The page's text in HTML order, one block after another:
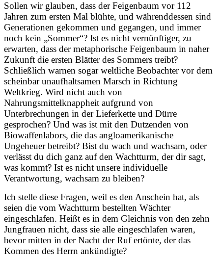
Sollen wir glauben, dass der Feigenbaum vor 112
Jahren zum ersten Mal blühte, und währenddessen sind
Generationen gekommen und gegangen, und immer
noch kein „Sommer“? Ist es nicht vernünftiger, zu
erwarten, dass der metaphorische Feigenbaum in naher
Zukunft die ersten Blätter des Sommers treibt?
Schließlich warnen sogar weltliche Beobachter vor dem
scheinbar unaufhaltsamen Marsch in Richtung
Weltkrieg. Wird nicht auch von
Nahrungsmittelknappheit aufgrund von
Unterbrechungen in der Lieferkette und Dürre
gesprochen? Und was ist mit den Dutzenden von
Biowaffenlabors, die das angloamerikanische
Ungeheuer betreibt? Bist du wach und wachsam, oder
verlässt du dich ganz auf den Wachtturm, der dir sagt,
was kommt? Ist es nicht unsere individuelle
Verantwortung, wachsam zu bleiben?
Ich stelle diese Fragen, weil es den Anschein hat, als
seien die vom Wachtturm bestellten Wächter
eingeschlafen. Heißt es in dem Gleichnis von den zehn
Jungfrauen nicht, dass sie alle eingeschlafen waren,
bevor mitten in der Nacht der Ruf ertönte, der das
Kommen des Herrn ankündigte?